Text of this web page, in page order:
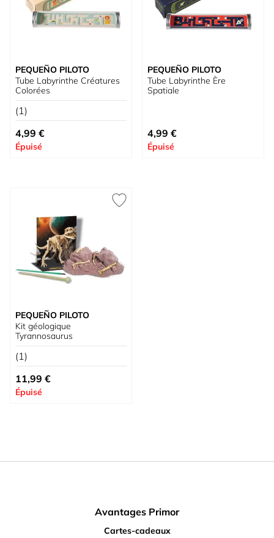
PEQUEÑO PILOTO
Tube Labyrinthe Créatures
Colorées
(1)
4,99 €
Épuisé
PEQUEÑO PILOTO
Tube Labyrinthe Ère
Spatiale
4,99 €
Épuisé
PEQUEÑO PILOTO
Kit géologique
Tyrannosaurus
(1)
11,99 €
Épuisé
Avantages Primor
Cartes-cadeaux